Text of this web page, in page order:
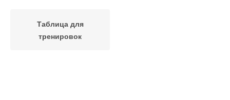
Таблица для
тренировок